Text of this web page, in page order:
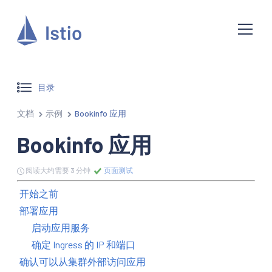
目录
文档 示例 Bookinfo 应用
Bookinfo 应用
阅读大约需要 3 分钟 页面测试
开始之前
部署应用
启动应用服务
确定 Ingress 的 IP 和端口
确认可以从集群外部访问应用